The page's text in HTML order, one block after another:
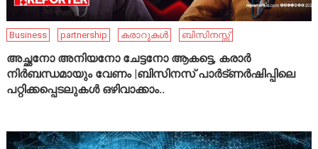
Business partnership കരാറുകൾ ബിസിനസ്സ്
അച്ഛനോ അനിയനോ ചേട്ടനോ ആകട്ടെ, കരാർ
നിർബന്ധമായും വേണം |ബിസിനസ് പാർട്ണർഷിപ്പിലെ
പറ്റിക്കപ്പെടലുകൾ ഒഴിവാക്കാം..